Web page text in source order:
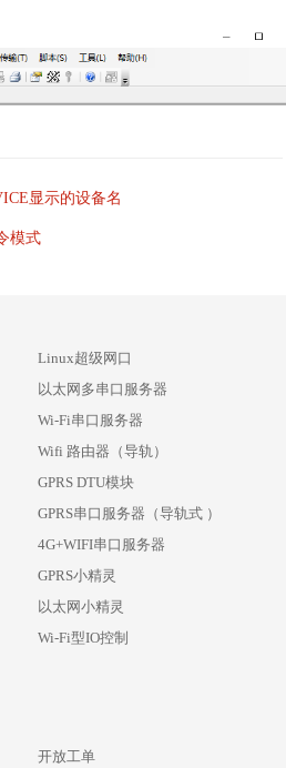
显示的设备名
模式
Linux超级网口
以太网多串口服务器
Wi-Fi串口服务器
Wifi 路由器（导轨）
GPRS DTU模块
GPRS串口服务器（导轨式 ）
4G+WIFI串口服务器
GPRS小精灵
以太网小精灵
Wi-Fi型IO控制
开放工单